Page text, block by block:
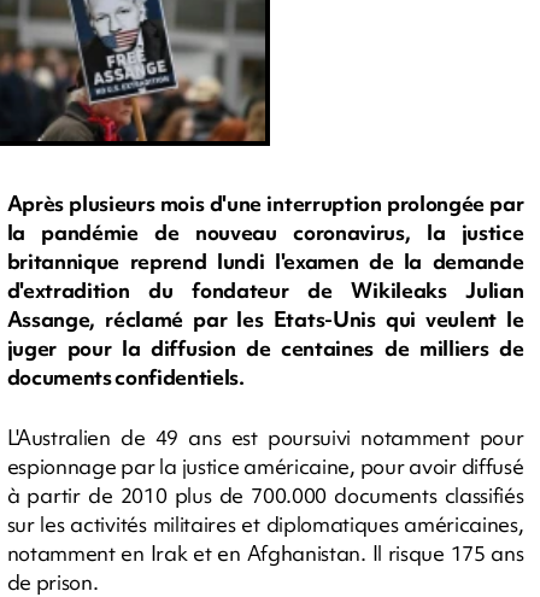
Après plusieurs mois d'une interruption prolongée par
la pandémie de nouveau coronavirus, la justice
britannique reprend lundi l'examen de la demande
d'extradition du fondateur de Wikileaks Julian
Assange, réclamé par les Etats-Unis qui veulent le
juger pour la diffusion de centaines de milliers de
documents confidentiels.
L'Australien de 49 ans est poursuivi notamment pour
espionnage par la justice américaine, pour avoir diffusé
à partir de 2010 plus de 700.000 documents classifiés
sur les activités militaires et diplomatiques américaines,
notamment en Irak et en Afghanistan. Il risque 175 ans
de prison.